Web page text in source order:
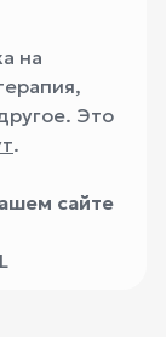
на
Это
.
сайте